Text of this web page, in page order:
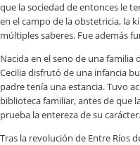
que la sociedad de entonces le
en el campo de la obstetricia, la
múltiples saberes. Fue además
Nacida en el seno de una familia
Cecilia disfrutó de una infancia
padre tenía una estancia. Tuvo
biblioteca familiar, antes de que
prueba la entereza de su carácter.
Tras la revolución de Entre Ríos